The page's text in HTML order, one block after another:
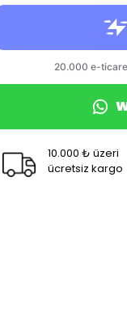
10.000 ₺ üzeri
ücretsiz kargo